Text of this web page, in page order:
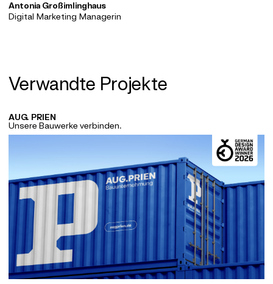
Antonia Großimlinghaus
Digital Marketing Managerin
Verwandte Projekte
AUG. PRIEN
Unsere Bauwerke verbinden.